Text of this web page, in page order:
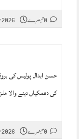
حسن ابدال پولیس کی
کی دھمکیاں دینے والا